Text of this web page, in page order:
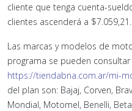
cliente que tenga cuenta-
clientes ascenderá a $7.059,21.
Las marcas y modelos de
programa se pueden
https://tiendabna.com.ar/mi-
del plan son: Bajaj, Corven,
Mondial, Motomel, Benelli,